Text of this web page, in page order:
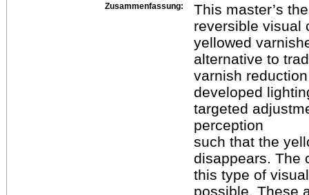
Zusammenfassung:
This master’s
reversible visual
yellowed
alternative to
varnish
developed
targeted
perception
such that the
disappears. The
this type of
possible. These